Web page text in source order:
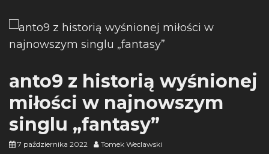
anto9 z historią wyśnionej
miłości w najnowszym
singlu „fantasy”
7 października 2022 Tomek Weclawski